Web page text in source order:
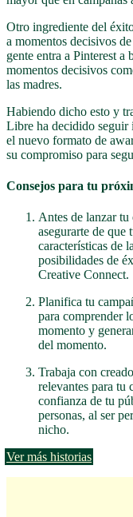
Otro ingrediente del
a momentos decisivos
gente entra a Pinterest a
momentos decisivos
las madres.
Habiendo dicho esto y
Libre ha decidido seguir
el nuevo formato de
su compromiso para
Consejos para tu
Antes de lanzar tu
asegurarte de que
características de
posibilidades de
Creative Connect.
Planifica tu
para comprender
momento y
del momento.
Trabaja con
relevantes para tu
confianza de tu
personas, al ser
nicho.
Ver más historias